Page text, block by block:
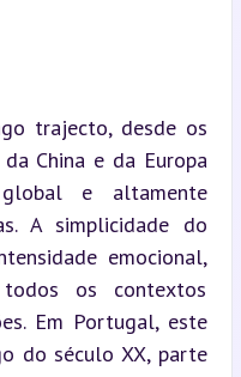
trajecto, desde os
China e da Europa
e altamente
A simplicidade do
emocional,
os contextos
Em Portugal, este
do século XX, parte